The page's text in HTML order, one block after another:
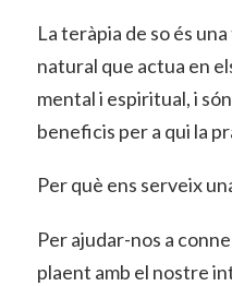
La teràpia de so és
natural que actua en
mental i espiritual, i
beneficis per a qui la
Per què ens serveix
Per ajudar-nos a
plaent amb el nostre